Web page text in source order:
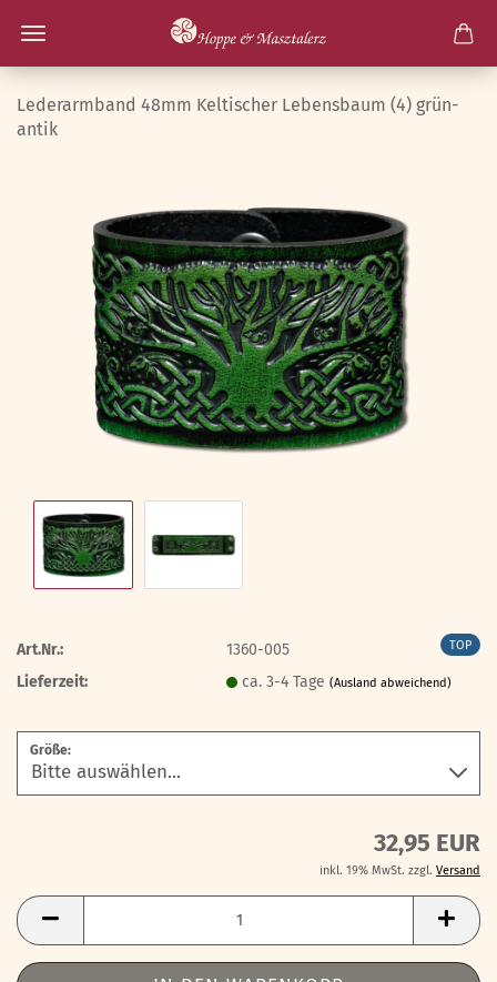
Lederarmband 48mm Keltischer Lebensbaum (4) grün-
antik
TOP
Art.Nr.:
1360-005
Lieferzeit:
ca. 3-4 Tage(Ausland abweichend)
Größe:
32,95 EUR
inkl. 19% MwSt. zzgl. Versand